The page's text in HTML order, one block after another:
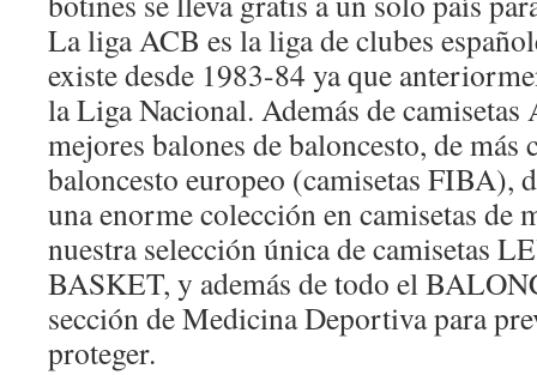
La liga ACB es la liga de clubes
existe desde 1983-84 ya que
la Liga Nacional. Además de camisetas
mejores balones de baloncesto, de más
baloncesto europeo (camisetas FIBA),
una enorme colección en camisetas de
nuestra selección única de camisetas
BASKET, y además de todo el
sección de Medicina Deportiva para
proteger.